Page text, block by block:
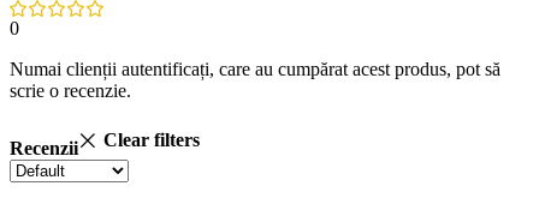
0
Recenzii Clear filters
Numai clienții autentificați, care au cumpărat acest produs, pot să
scrie o recenzie.